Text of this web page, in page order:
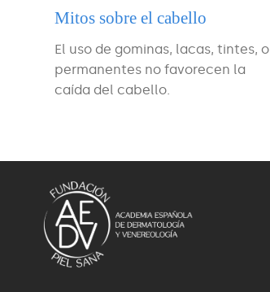
Mitos sobre el cabello
El uso de gominas, lacas, tintes, o
permanentes no favorecen la
caída del cabello.